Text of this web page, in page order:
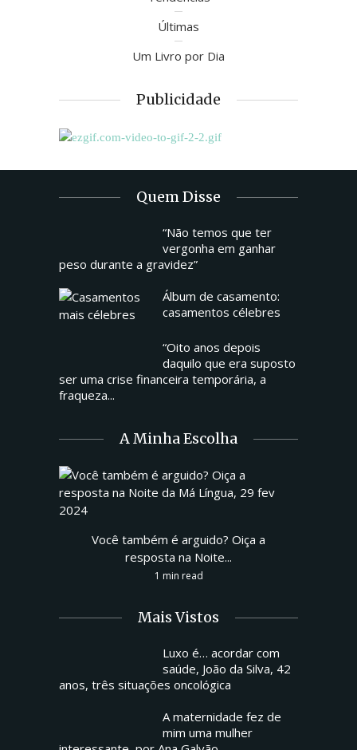
Últimas
Um Livro por Dia
Publicidade
Quem Disse
“Não temos que ter
vergonha em ganhar
peso durante a gravidez”
Álbum de casamento:
casamentos célebres
“Oito anos depois
daquilo que era suposto
ser uma crise financeira temporária, a
fraqueza...
A Minha Escolha
Você também é arguido? Oiça a
resposta na Noite...
1 min read
Mais Vistos
Luxo é… acordar com
saúde, João da Silva, 42
anos, três situações oncológica
A maternidade fez de
mim uma mulher